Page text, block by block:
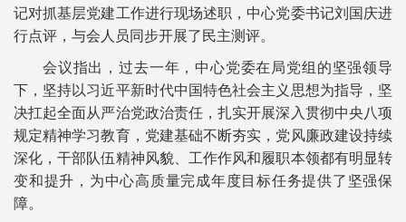
记对抓基层党建工作进行现场述职，中心党委书记刘国庆进
行点评，与会人员同步开展了民主测评。
会议指出，过去一年，中心党委在局党组的坚强领导
下，坚持以习近平新时代中国特色社会主义思想为指导，坚
决扛起全面从严治党政治责任，扎实开展深入贯彻中央八项
规定精神学习教育，党建基础不断夯实，党风廉政建设持续
深化，干部队伍精神风貌、工作作风和履职本领都有明显转
变和提升，为中心高质量完成年度目标任务提供了坚强保
障。